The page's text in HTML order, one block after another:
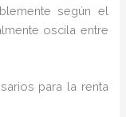
según el
oscila entre
para la renta